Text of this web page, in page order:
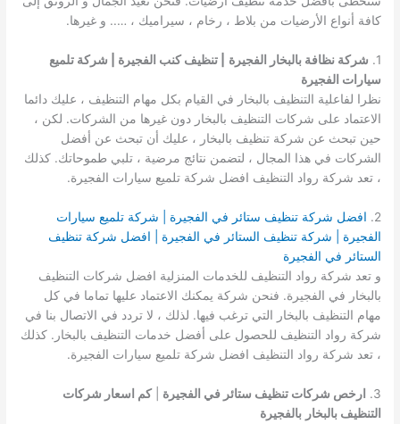
كافة أنواع الأرضيات من بلاط ، رخام ، سيراميك ، ….. و غيرها.
1. شركة نظافة بالبخار الفجيرة
| تنظيف كنب الفجيرة | شركة تلميع
سيارات الفجيرة
نظرا لفاعلية التنظيف بالبخار في القيام بكل مهام التنظيف ، عليك دائما
الاعتماد على شركات التنظيف بالبخار دون غيرها من الشركات. لكن ،
حين تبحث عن شركة تنظيف بالبخار ، عليك أن تبحث عن أفضل
الشركات في هذا المجال ، لتضمن نتائج مرضية ، تلبي طموحاتك. كذلك
، تعد شركة رواد التنظيف افضل شركة تلميع سيارات الفجيرة.
2.
افضل شركة تنظيف ستائر في الفجيرة | شركة تلميع سيارات
الفجيرة | شركة تنظيف الستائر في الفجيرة | افضل شركة تنظيف
الستائر في الفجيرة
و تعد شركة رواد التنظيف للخدمات المنزلية افضل شركات التنظيف
بالبخار في الفجيرة. فنحن شركة يمكنك الاعتماد عليها تماما في كل
مهام التنظيف بالبخار التي ترغب فيها. لذلك ، لا تردد في الاتصال بنا في
شركة رواد التنظيف للحصول على أفضل خدمات التنظيف بالبخار. كذلك
، تعد شركة رواد التنظيف افضل شركة تلميع سيارات الفجيرة.
3. ارخص شركات تنظيف ستائر في الفجيرة |كم اسعار شركات
التنظيف بالبخار بالفجيرة